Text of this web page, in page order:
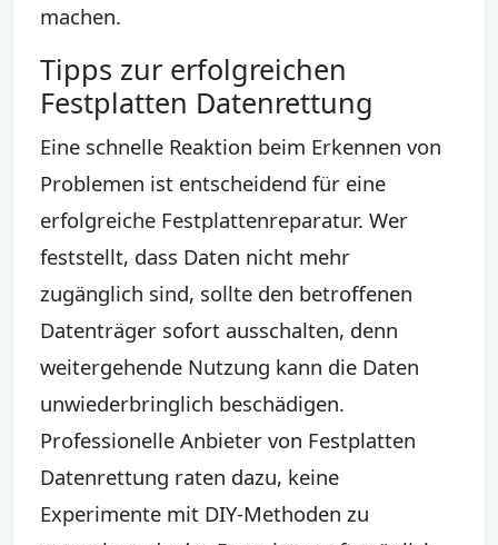
machen.
Tipps zur erfolgreichen
Festplatten Datenrettung
Eine schnelle Reaktion beim Erkennen von
Problemen ist entscheidend für eine
erfolgreiche Festplattenreparatur. Wer
feststellt, dass Daten nicht mehr
zugänglich sind, sollte den betroffenen
Datenträger sofort ausschalten, denn
weitergehende Nutzung kann die Daten
unwiederbringlich beschädigen.
Professionelle Anbieter von Festplatten
Datenrettung raten dazu, keine
Experimente mit DIY-Methoden zu